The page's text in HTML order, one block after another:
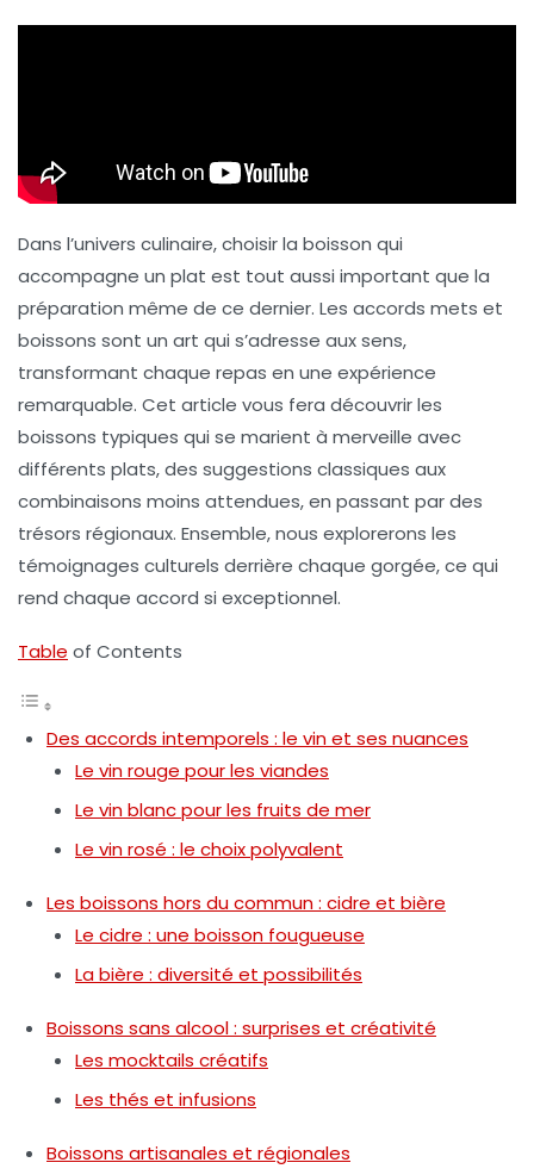
Dans l’univers culinaire, choisir la boisson qui
accompagne un plat est tout aussi important que la
préparation même de ce dernier. Les accords mets et
boissons sont un art qui s’adresse aux sens,
transformant chaque repas en une expérience
remarquable. Cet article vous fera découvrir les
boissons typiques qui se marient à merveille avec
différents plats, des suggestions classiques aux
combinaisons moins attendues, en passant par des
trésors régionaux. Ensemble, nous explorerons les
témoignages culturels derrière chaque gorgée, ce qui
rend chaque accord si exceptionnel.
Table of Contents
Des accords intemporels : le vin et ses nuances
Le vin rouge pour les viandes
Le vin blanc pour les fruits de mer
Le vin rosé : le choix polyvalent
Les boissons hors du commun : cidre et bière
Le cidre : une boisson fougueuse
La bière : diversité et possibilités
Boissons sans alcool : surprises et créativité
Les mocktails créatifs
Les thés et infusions
Boissons artisanales et régionales